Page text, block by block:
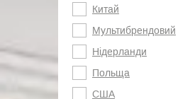
Китай
Мультибрендовий
Нідерланди
Польща
США